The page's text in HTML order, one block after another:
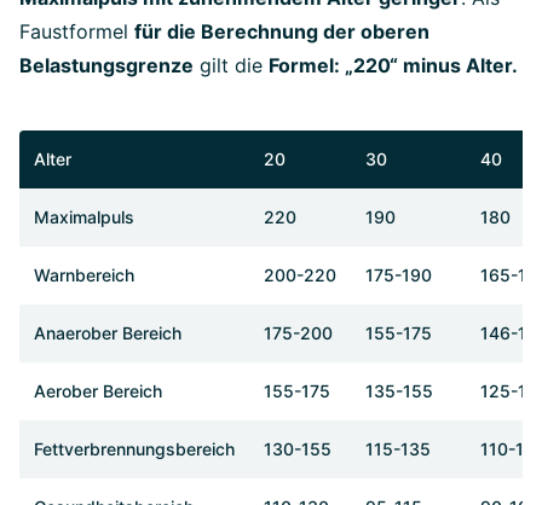
Faustformel für die Berechnung der oberen
Belastungsgrenze gilt die Formel: „220“ minus Alter.
Alter 20 30 40
Maximalpuls 220 190 180
Warnbereich 200-220 175-190 165-
Anaerober Bereich 175-200 155-175 146-
Aerober Bereich 155-175 135-155 125-
Fettverbrennungsbereich 130-155 115-135 110-